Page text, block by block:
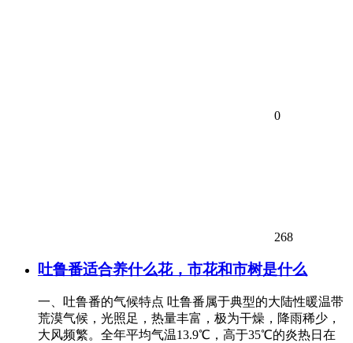
0
268
吐鲁番适合养什么花，市花和市树是什么
一、吐鲁番的气候特点 吐鲁番属于典型的大陆性暖温带
荒漠气候，光照足，热量丰富，极为干燥，降雨稀少，
大风频繁。全年平均气温13.9℃，高于35℃的炎热日在